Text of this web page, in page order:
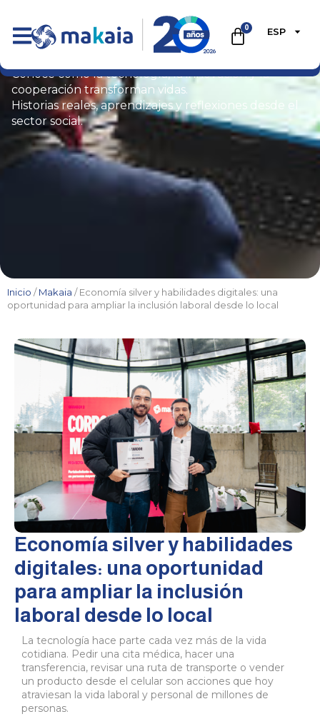
0 ESP
Blog
Conoce cómo la tecnología, la innovación y la
cooperación transforman vidas.
Historias reales, aprendizajes y reflexiones desde el
sector social.
Inicio /Makaia / Economía silver y habilidades digitales: una
oportunidad para ampliar la inclusión laboral desde lo local
Economía silver y habilidades
digitales: una oportunidad
para ampliar la inclusión
laboral desde lo local
La tecnología hace parte cada vez más de la vida
cotidiana. Pedir una cita médica, hacer una
transferencia, revisar una ruta de transporte o vender
un producto desde el celular son acciones que hoy
atraviesan la vida laboral y personal de millones de
personas.